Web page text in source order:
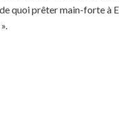
de quoi prêter main-forte